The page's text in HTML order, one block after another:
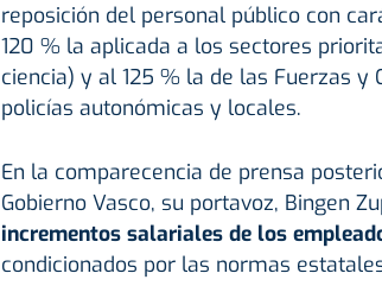
reposición del personal público con
120 % la aplicada a los sectores
ciencia) y al 125 % la de las Fuerzas y
policías autonómicas y locales.
En la comparecencia de prensa
Gobierno Vasco, su portavoz, Bingen
incrementos salariales de los
condicionados por las normas